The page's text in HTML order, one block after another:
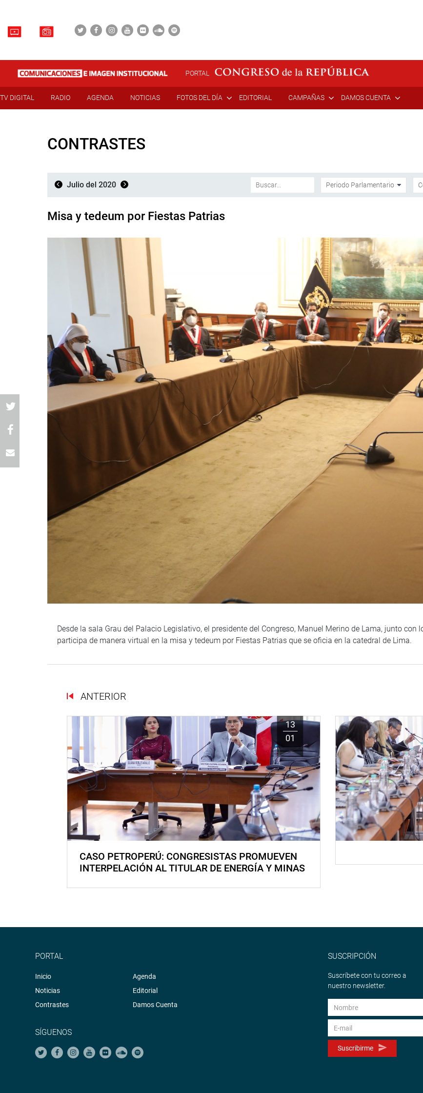
PORTAL
TV DIGITAL RADIO AGENDA NOTICIAS FOTOS DEL DÍA EDITORIAL CAMPAÑAS DAMOS CUENTA
CONTRASTES
Julio del 2020
Misa y tedeum por Fiestas Patrias
Desde la sala Grau del Palacio Legislativo, el presidente del Congreso, Manuel Merino de Lama, junto
participa de manera virtual en la misa y tedeum por Fiestas Patrias que se oficia en la catedral de Lima.
ANTERIOR
13
01
CASO PETROPERÚ: CONGRESISTAS PROMUEVEN
INTERPELACIÓN AL TITULAR DE ENERGÍA Y MINAS
PORTAL
Inicio
Noticias
Contrastes
Agenda
Editorial
Damos Cuenta
SÍGUENOS
SUSCRIPCIÓN
Suscríbete con tu correo a
nuestro newsletter.
Suscribirme